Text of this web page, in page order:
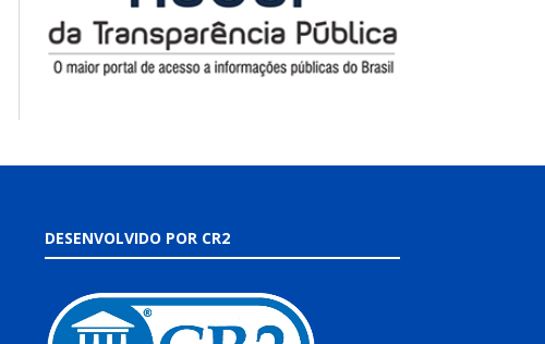
DESENVOLVIDO POR CR2